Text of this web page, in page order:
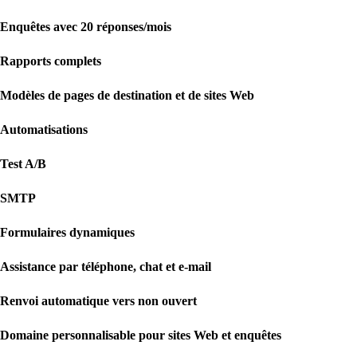
Enquêtes avec 20 réponses/mois
Rapports complets
Modèles de pages de destination et de sites Web
Automatisations
Test A/B
SMTP
Formulaires dynamiques
Assistance par téléphone, chat et e-mail
Renvoi automatique vers non ouvert
Domaine personnalisable pour sites Web et enquêtes